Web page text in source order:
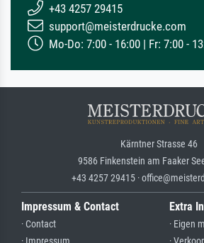
+43 4257 29415
support@meisterdrucke.com
Mo-Do: 7:00 - 16:00 | Fr: 7:00 -
Kärntner Strasse 46
9586 Finkenstein am Faaker
+43 4257 29415 ·
Impressum & Contact
· Contact
Extra
· Eigen